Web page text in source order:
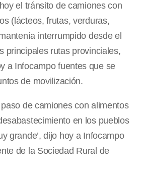
el tránsito de camiones con
(lácteos, frutas, verduras,
interrumpido desde el
principales rutas provinciales,
a Infocampo fuentes que se
de movilización.
de camiones con alimentos
en los pueblos
grande’, dijo hoy a Infocampo
de la Sociedad Rural de